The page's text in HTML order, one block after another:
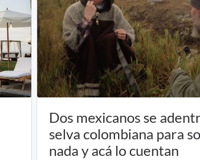
Dos mexicanos se
selva colombiana para
nada y acá lo cuentan